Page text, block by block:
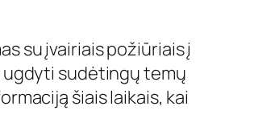
su įvairiais požiūriais į
sudėtingų temų
šiais laikais, kai